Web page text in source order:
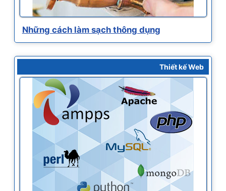
Những cách làm sạch thông dụng
Thiết kế Web